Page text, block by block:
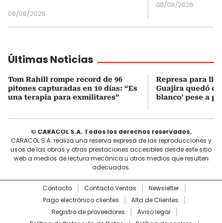
08/08/2026
06/08/2026
Últimas Noticias
Tom Rahill rompe record de 96
pitones capturadas en 10 días: “Es
una terapia para exmilitares”
Represa para
Guajira quedó en
blanco’ pese a
© CARACOL S.A. Todos los derechos reservados.
CARACOL S.A. realiza una reserva expresa de las reproducciones y
usos de las obras y otras prestaciones accesibles desde este sitio
web a medios de lectura mecánica u otros medios que resulten
adecuados.
Contacto Contacto Ventas
Newsletter
Pago electrónico clientes
Alta de Clientes
Registro de proveedores
Aviso legal